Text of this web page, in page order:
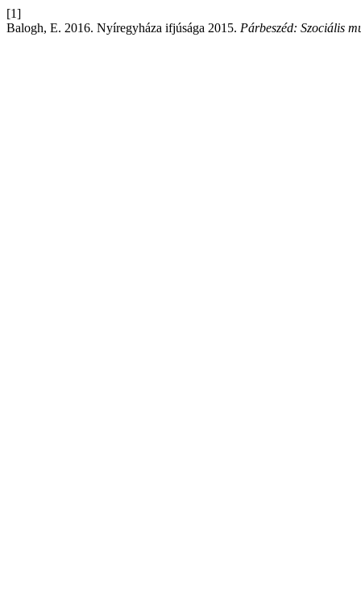
[1]
Balogh, E. 2016. Nyíregyháza ifjúsága 2015. Párbeszéd: Szociális